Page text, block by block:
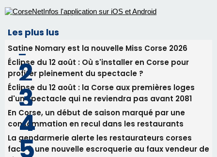
projection sous les étoiles
06/08/2026 15:04
Alata - Soirée Tango Argentin au stade de San
Benedetto
05/08/2026 09:53
Biguglia : messe de la Sainte-Marie et
procession le 14 août
Les plus lus